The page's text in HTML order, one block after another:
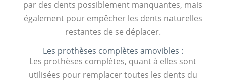
par des dents possiblement manquantes, mais
également pour empêcher les dents naturelles
restantes de se déplacer.
Les prothèses complètes amovibles :
Les prothèses complètes, quant à elles sont
utilisées pour remplacer toutes les dents du